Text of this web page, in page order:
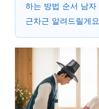
하는 방법 순서 남
근차근 알려드릴게